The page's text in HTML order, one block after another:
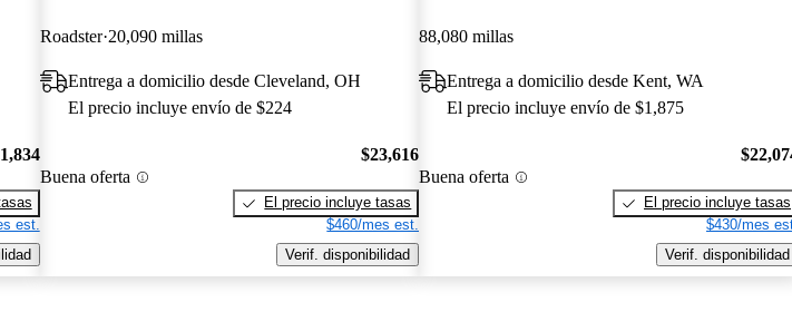
est.
Roadster 20,090 millas
Entrega a domicilio desde Cleveland, OH
El precio incluye envío de $224
Buena oferta
$23,616
El precio incluye tasas
$460/mes est.
Verif. disponibilidad
88,080 millas
Entrega a domicilio desde Kent, WA
El precio incluye envío de $1,875
Buena oferta
El precio incluye tasas
$430/mes
Verif. disponibilidad